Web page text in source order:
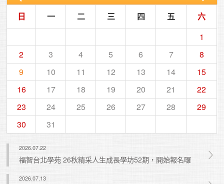
日 一 二 三 四 五
六
1
2
3 4 5 6 7
8
9
10 11 12 13 14
15
16
17 18 19 20 21
22
23
24 25 26 27 28
29
30
31
2026.07.22
福智台北學苑 26秋精采人生成長學坊52期，開始報名囉
2026.07.13